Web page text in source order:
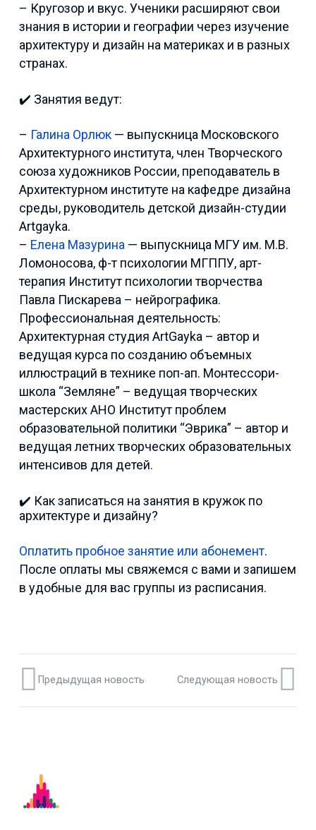
– Кругозор и вкус. Ученики расширяют свои
знания в истории и географии через изучение
архитектуру и дизайн на материках и в разных
странах.
✔️ Занятия ведут:
– Галина Орлюк — выпускница Московского
Архитектурного института, член Творческого
союза художников России, преподаватель в
Архитектурном институте на кафедре дизайна
среды, руководитель детской дизайн-студии
Artgayka.
– Елена Мазурина — выпускница МГУ им. М.В.
Ломоносова, ф-т психологии МГППУ, арт-
терапия Институт психологии творчества
Павла Пискарева – нейрографика.
Профессиональная деятельность:
Архитектурная студия ArtGayka – автор и
ведущая курса по созданию объемных
иллюстраций в технике поп-ап. Монтессори-
школа “Земляне” – ведущая творческих
мастерских АНО Институт проблем
образовательной политики “Эврика” – автор и
ведущая летних творческих образовательных
интенсивов для детей.
✔️ Как записаться на занятия в кружок по
архитектуре и дизайну?
Оплатить пробное занятие или абонемент.
После оплаты мы свяжемся с вами и запишем
в удобные для вас группы из расписания.
Предыдущая новость Следующая новость